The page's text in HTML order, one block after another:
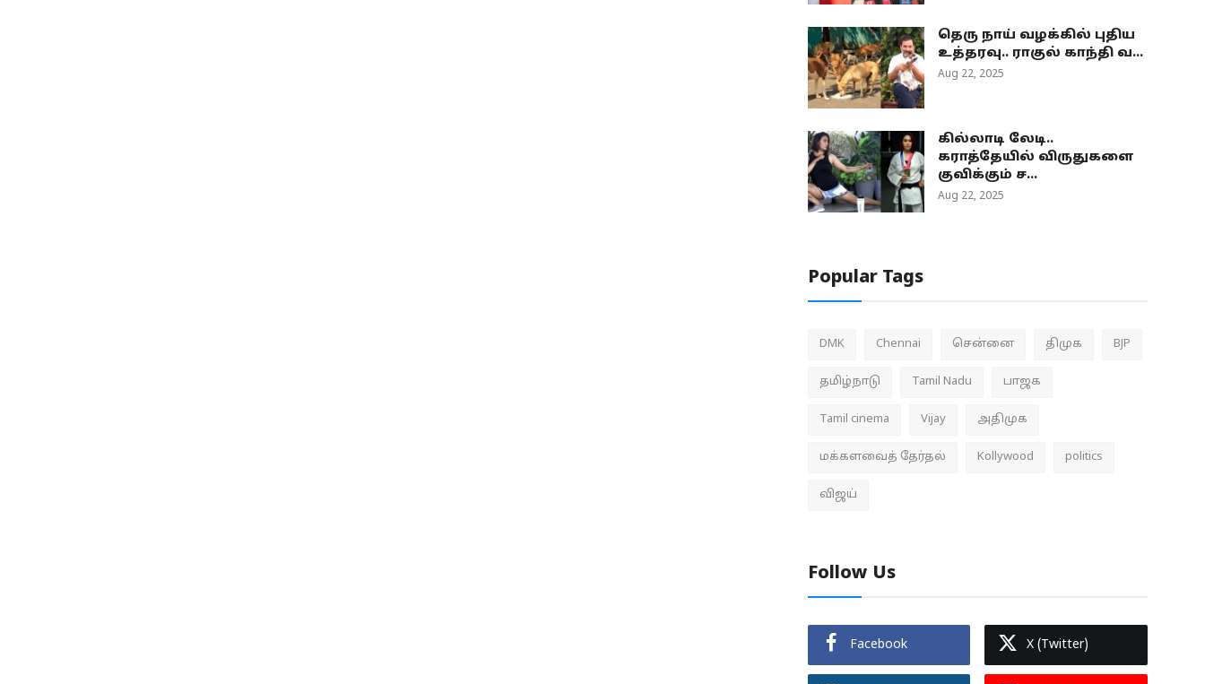
தெரு நாய் வழக்கில் புதிய
உத்தரவு.. ராகுல் காந்தி வ...
Aug 22, 2025
கில்லாடி லேடி..
கராத்தேயில் விருதுகளை
குவிக்கும் ச...
Aug 22, 2025
Popular Tags
DMK Chennai சென்னை திமுக BJP
தமிழ்நாடு Tamil Nadu பாஜக
Tamil cinema Vijay அதிமுக
மக்களவைத் தேர்தல் Kollywood politics
விஜய்
Follow Us
Facebook X (Twitter)